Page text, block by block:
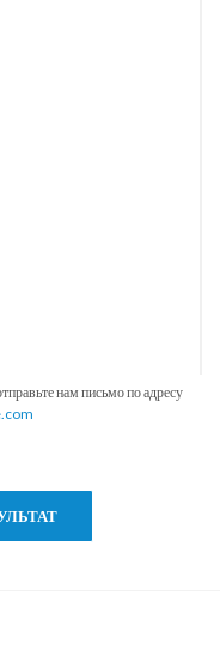
нам письмо по адресу